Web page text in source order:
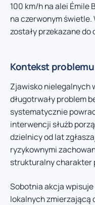
100 km/h na alei
na czerwonym
zostały przekazane
Kontekst problemu
Zjawisko nielegalnych
długotrwały problem
systematycznie
interwencji służb
dzielnicy od lat
ryzykownymi
strukturalny charakter
Sobotnia akcja
lokalnych zmierzającą